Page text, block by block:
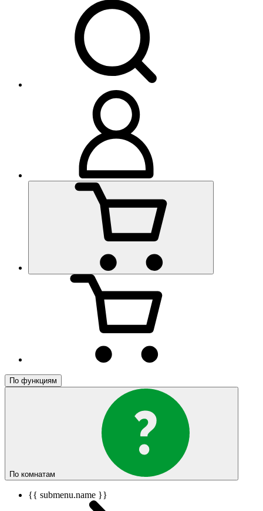
По функциям
По комнатам
{{ submenu.name }}